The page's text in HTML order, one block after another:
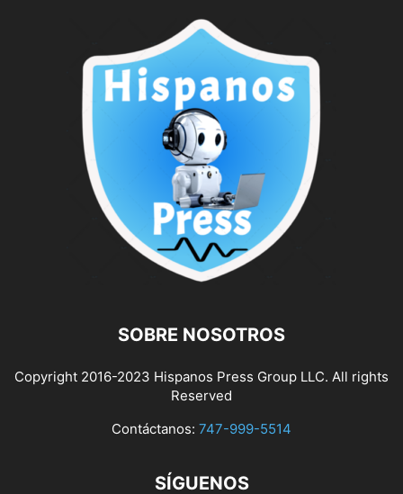
SOBRE NOSOTROS
Copyright 2016-2023 Hispanos Press Group LLC. All rights
Reserved
Contáctanos: 747-999-5514
SÍGUENOS